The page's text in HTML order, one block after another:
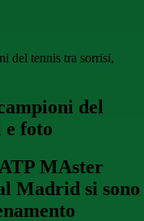
del tennis tra sorrisi,
del
foto
MAster
Madrid si sono